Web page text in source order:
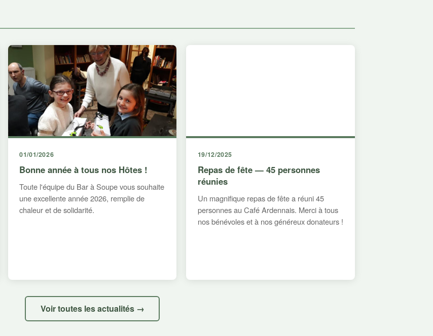
01/01/2026
Bonne année à tous nos Hôtes !
Toute l'équipe du Bar à Soupe vous souhaite
une excellente année 2026, remplie de
chaleur et de solidarité.
19/12/2025
Repas de fête — 45 personnes
réunies
Un magnifique repas de fête a réuni 45
personnes au Café Ardennais. Merci à tous
nos bénévoles et à nos généreux donateurs !
Voir toutes les actualités →